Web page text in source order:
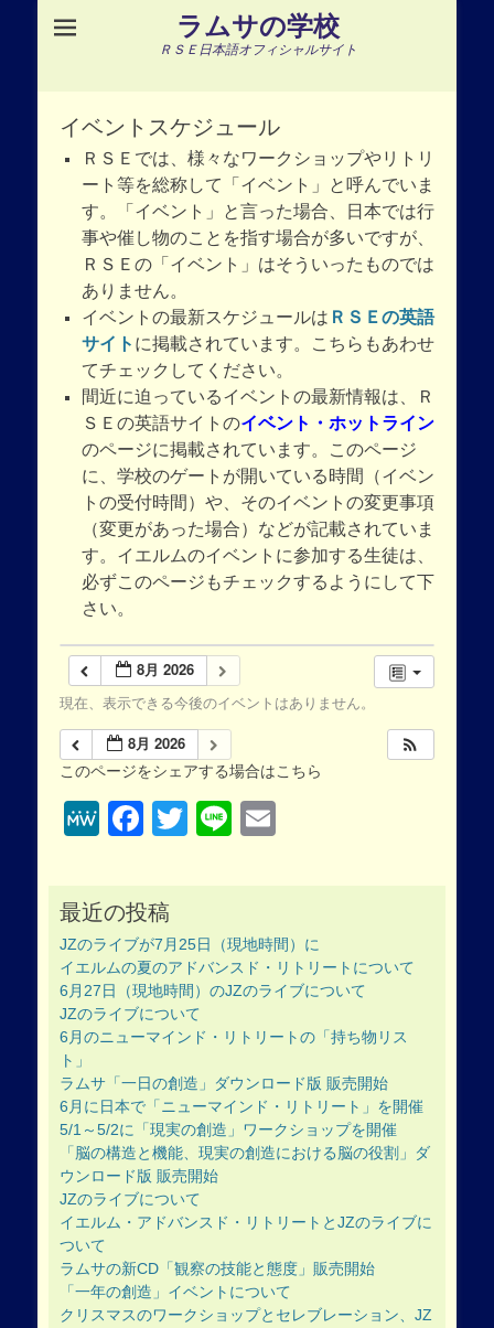
ラムサの学校
ＲＳＥ日本語オフィシャルサイト
イベントスケジュール
ＲＳＥでは、様々なワークショップやリトリ
ート等を総称して「イベント」と呼んでいま
す。「イベント」と言った場合、日本では行
事や催し物のことを指す場合が多いですが、
ＲＳＥの「イベント」はそういったものでは
ありません。
イベントの最新スケジュールは ＲＳＥの英語
サイト に掲載されています。こちらもあわせ
てチェックしてください。
間近に迫っているイベントの最新情報は、Ｒ
ＳＥの英語サイトのイベント・ホットライン
のページに掲載されています。このページ
に、学校のゲートが開いている時間（イベン
トの受付時間）や、そのイベントの変更事項
（変更があった場合）などが記載されていま
す。イエルムのイベントに参加する生徒は、
必ずこのページもチェックするようにして下
さい。
8月 2026
現在、表示できる今後のイベントはありません。
8月 2026
このページをシェアする場合はこちら
MeWeFacebook
Twitter
Line
最近の投稿
JZのライブが7月25日（現地時間）に
イエルムの夏のアドバンスド・リトリートについて
6月27日（現地時間）のJZのライブについて
JZのライブについて
6月のニューマインド・リトリートの「持ち物リス
ト」
ラムサ「一日の創造」ダウンロード版 販売開始
6月に日本で「ニューマインド・リトリート」を開催
5/1～5/2に「現実の創造」ワークショップを開催
「脳の構造と機能、現実の創造における脳の役割」ダ
ウンロード版 販売開始
JZのライブについて
イエルム・アドバンスド・リトリートとJZのライブに
ついて
ラムサの新CD「観察の技能と態度」販売開始
「一年の創造」イベントについて
クリスマスのワークショップとセレブレーション、JZ